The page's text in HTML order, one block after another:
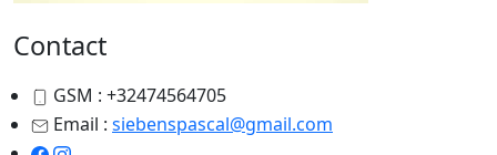
Contact
GSM : +32474564705
Email : siebenspascal@gmail.com